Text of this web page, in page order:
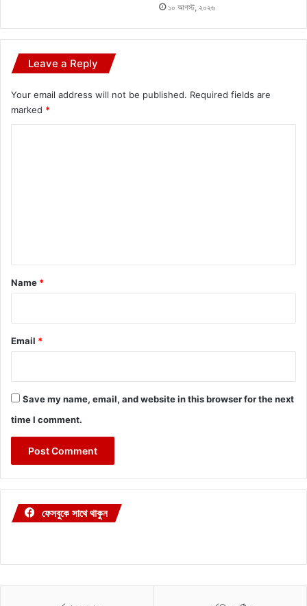
১০ আগস্ট, ২০২৬
Leave a Reply
Your email address will not be published. Required fields are
marked *
*
Name *
Email *
Save my name, email, and website in this browser for the next
time I comment.
ফেসবুকে সাথে থাকুন